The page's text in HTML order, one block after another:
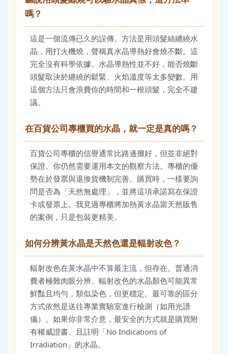
嗎？
這是一個流傳已久的誤傳。方法是用頭髮絲纏繞水
晶，用打火機燒，聲稱真水晶導熱好會燒不斷。這
完全沒有科學依據。水晶導熱性並不好，能否燒斷
頭髮取決於纏繞的鬆緊、火焰溫度等太多變數。用
這個方法只會浪費你的時間和一根頭髮，完全不建
議。
在百貨公司專櫃買的水晶，就一定是真的嗎？
百貨公司專櫃的信譽通常比路邊攤好，但並非絕對
保證。你仍然需要運用本文的觀察方法。專櫃的優
勢在於發票與退換貨機制完善。購買時，一樣要詢
問是否為「天然無處理」，並將這項承諾寫在保證
卡或發票上。我見過專櫃將加熱黃水晶當天然販售
的案例，只是包裝更精美。
如何分辨黃水晶是天然色還是輻射改色？
輻射改色在黃水晶中不算最主流，但存在。普通消
費者極難肉眼分辨。輻射改色的水晶顏色可能異常
鮮豔且均勻，類似染色，但更穩定。最可靠的區分
方式依然是送往專業實驗室進行檢測（如用光譜
儀）。如果你非常介意，最安全的方式就是購買附
有權威證書、且註明「No Indications of
Irradiation」的水晶。